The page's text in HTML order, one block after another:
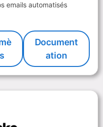
emails automatisés
Document
ation